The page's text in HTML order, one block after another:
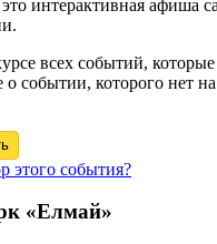
интерактивная афиша
всех событий,
о событии, которого нет на
этого события?
«Елмай»